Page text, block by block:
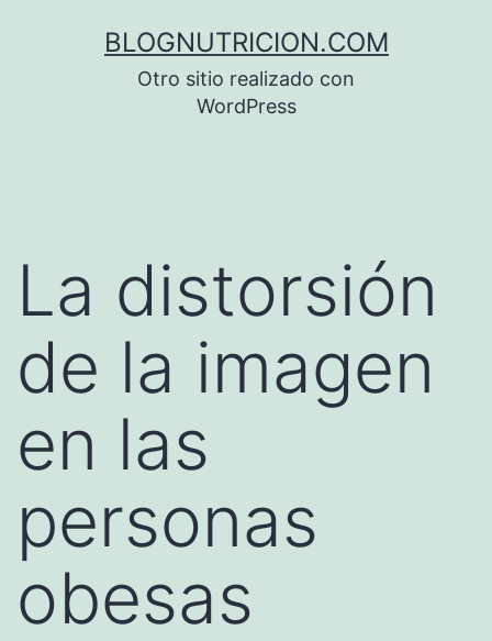
BLOGNUTRICION.COM
Otro sitio realizado con
WordPress
La distorsión
de la imagen
en las
personas
obesas